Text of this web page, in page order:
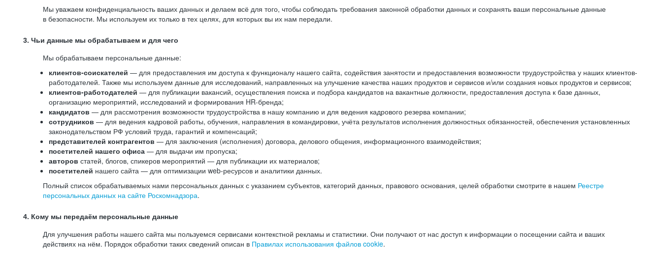
Мы уважаем конфиденциальность ваших данных и делаем всё для того, чтобы соблюдать требования законной обработки данных и сохранять ваши персональные данные
в безопасности. Мы используем их только в тех целях, для которых вы их нам передали.
3. Чьи данные мы обрабатываем и для чего
Мы обрабатываем персональные данные:
клиентов-соискателей — для предоставления им доступа к функционалу нашего сайта, содействия занятости и предоставления возможности трудоустройства у наших клиентов-
работодателей. Также мы используем данные для исследований, направленных на улучшение качества наших продуктов и сервисов и/или создания новых продуктов и сервисов;
клиентов-работодателей — для публикации вакансий, осуществления поиска и подбора кандидатов на вакантные должности, предоставления доступа к базе данных,
организацию мероприятий, исследований и формирования HR-бренда;
кандидатов — для рассмотрения возможности трудоустройства в нашу компанию и для ведения кадрового резерва компании;
сотрудников — для ведения кадровой работы, обучения, направления в командировки, учёта результатов исполнения должностных обязанностей, обеспечения установленных
законодательством РФ условий труда, гарантий и компенсаций;
представителей контрагентов — для заключения (исполнения) договора, делового общения, информационного взаимодействия;
посетителей нашего офиса — для выдачи им пропуска;
авторов статей, блогов, спикеров мероприятий — для публикации их материалов;
посетителей нашего сайта — для оптимизации web-ресурсов и аналитики данных.
Полный список обрабатываемых нами персональных данных с указанием субъектов, категорий данных, правового основания, целей обработки смотрите в нашем Реестре
персональных данных на сайте Роскомнадзора.
4. Кому мы передаём персональные данные
Для улучшения работы нашего сайта мы пользуемся сервисами контекстной рекламы и статистики. Они получают от нас доступ к информации о посещении сайта и ваших
действиях на нём. Порядок обработки таких сведений описан в Правилах использования файлов cookie.